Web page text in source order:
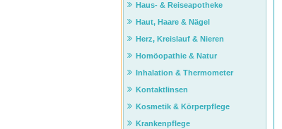
Haus- & Reiseapotheke
Haut, Haare & Nägel
Herz, Kreislauf & Nieren
Homöopathie & Natur
Inhalation & Thermometer
Kontaktlinsen
Kosmetik & Körperpflege
Krankenpflege